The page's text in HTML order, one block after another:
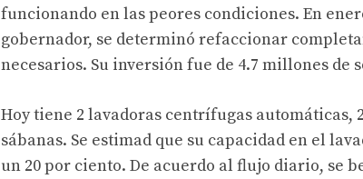
funcionando en las peores condiciones. En
gobernador, se determinó refaccionar
necesarios. Su inversión fue de 4.7 millones de
Hoy tiene 2 lavadoras centrífugas automáticas,
sábanas. Se estimad que su capacidad en el
un 20 por ciento. De acuerdo al flujo diario, se